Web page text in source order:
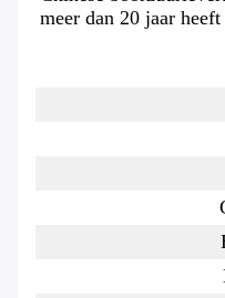
meer dan 20 jaar